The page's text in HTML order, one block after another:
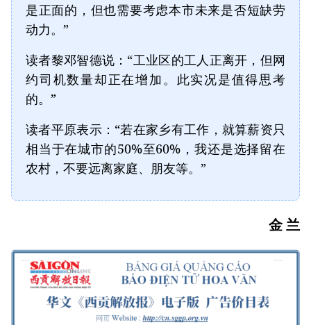
是正面的，但也需要考虑本市未来是否短缺劳
动力。”
读者黎邓智德说：“工业区的工人正离开，但网
约司机数量却正在增加。此实况是值得思考
的。”
读者平原表示：“若在家乡有工作，就算薪资只
相当于在城市的50%至60%，我还是选择留在
农村，不要远离家庭、朋友等。”
金 兰